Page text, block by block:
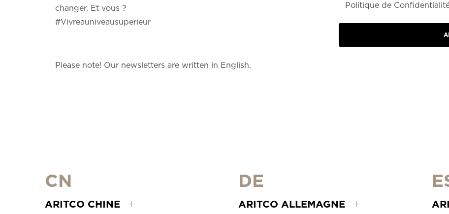
changer. Et vous ?
#Vivreauniveausuperieur
Please note! Our newsletters are written in English.
Politique de
CN
ARITCO CHINE
DE
ARITCO ALLEMAGNE